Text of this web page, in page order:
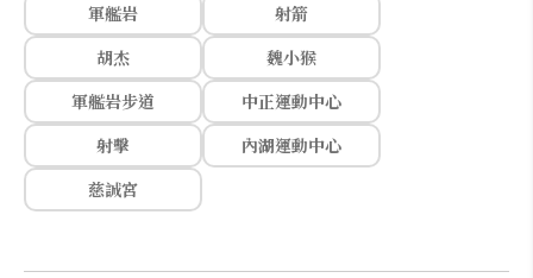
軍艦岩
射箭
胡杰
魏小猴
軍艦岩步道
中正運動中心
射擊
內湖運動中心
慈誠宮